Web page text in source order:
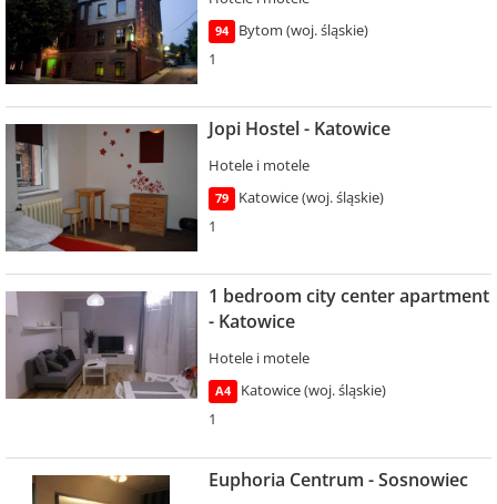
94
Bytom (woj. śląskie)
1
Jopi Hostel - Katowice
Hotele i motele
79
Katowice (woj. śląskie)
1
1 bedroom city center apartment
- Katowice
Hotele i motele
A4
Katowice (woj. śląskie)
1
Euphoria Centrum - Sosnowiec